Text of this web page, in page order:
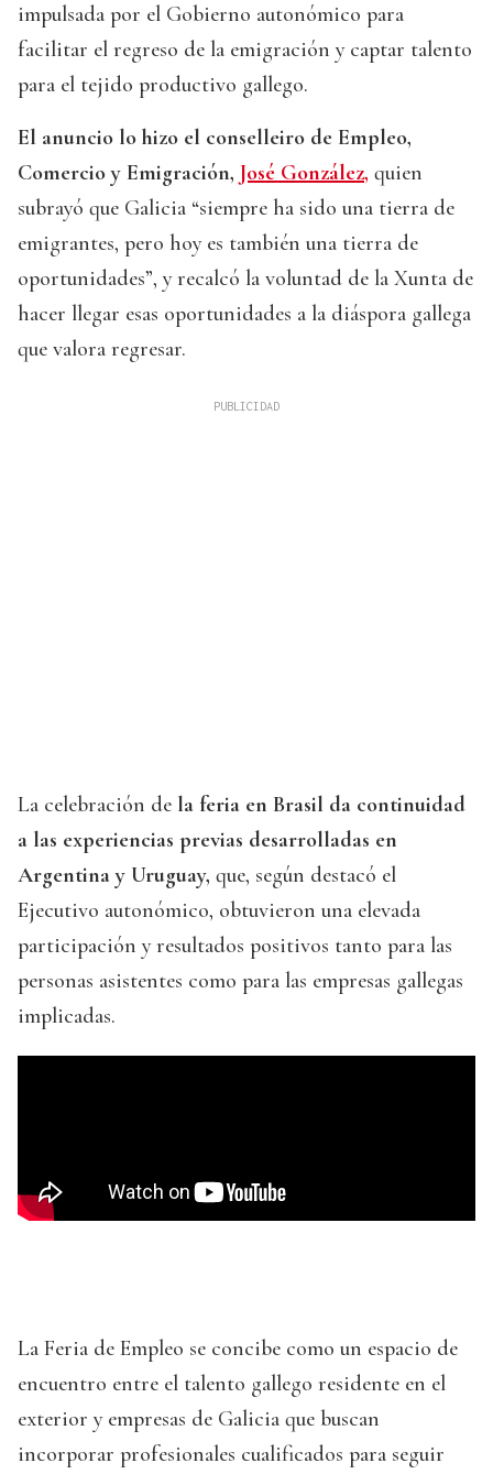
impulsada por el Gobierno autonómico para
facilitar el regreso de la emigración y captar talento
para el tejido productivo gallego.
El anuncio lo hizo el conselleiro de Empleo,
Comercio y Emigración, José González, quien
subrayó que Galicia “siempre ha sido una tierra de
emigrantes, pero hoy es también una tierra de
oportunidades”, y recalcó la voluntad de la Xunta de
hacer llegar esas oportunidades a la diáspora gallega
que valora regresar.
La celebración de la feria en Brasil da continuidad
a las experiencias previas desarrolladas en
Argentina y Uruguay, que, según destacó el
Ejecutivo autonómico, obtuvieron una elevada
participación y resultados positivos tanto para las
personas asistentes como para las empresas gallegas
implicadas.
La Feria de Empleo se concibe como un espacio de
encuentro entre el talento gallego residente en el
exterior y empresas de Galicia que buscan
incorporar profesionales cualificados para seguir